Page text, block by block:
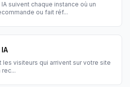
suivent chaque instance où un
ou fait réf...
les visiteurs qui arrivent sur votre site
rec...